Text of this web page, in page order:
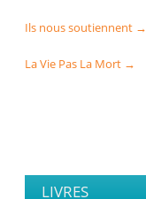
Ils nous soutiennent→
La Vie Pas La Mort→
LIVRES